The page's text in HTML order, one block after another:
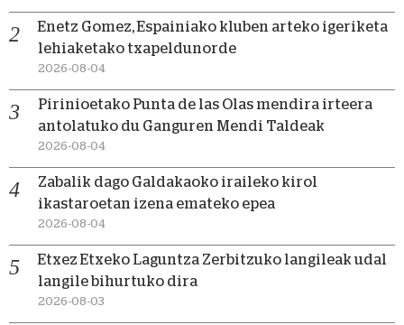
Enetz Gomez, Espainiako kluben arteko igeriketa
lehiaketako txapeldunorde
2026-08-04
Pirinioetako Punta de las Olas mendira irteera
antolatuko du Ganguren Mendi Taldeak
2026-08-04
Zabalik dago Galdakaoko iraileko kirol
ikastaroetan izena emateko epea
2026-08-04
Etxez Etxeko Laguntza Zerbitzuko langileak udal
langile bihurtuko dira
2026-08-03